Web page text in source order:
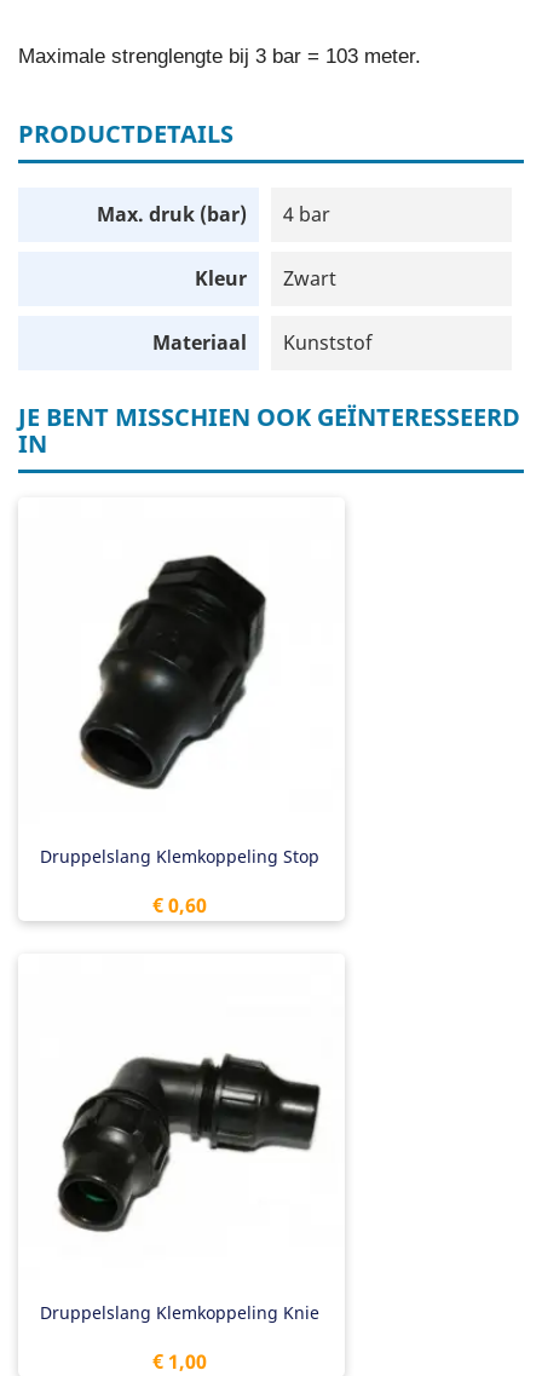
Maximale strenglengte bij 3 bar = 103 meter.
PRODUCTDETAILS
Max. druk (bar) 4 bar
Kleur Zwart
Materiaal Kunststof
JE BENT MISSCHIEN OOK GEÏNTERESSEERD
IN
Druppelslang Klemkoppeling Stop
Prijs
€ 0,60
Druppelslang Klemkoppeling Knie
Prijs
€ 1,00